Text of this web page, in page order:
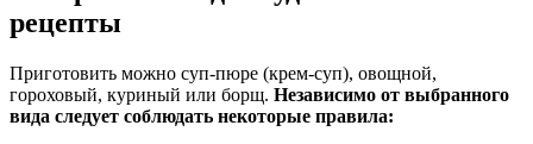
рецепты
Приготовить можно суп-пюре (крем-суп), овощной,
гороховый, куриный или борщ. Независимо от выбранного
вида следует соблюдать некоторые правила: